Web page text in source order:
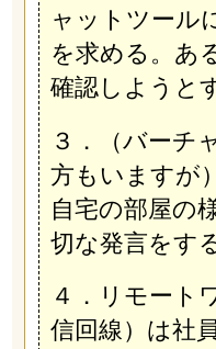
ャットツール
を求める。あ
確認しようと
３．（バーチ
方もいますが
自宅の部屋の
切な発言をする
４．リモート
信回線）は社